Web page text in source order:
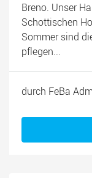
Breno. Unser
Schottischen
Sommer sind
pflegen...
durch FeBa